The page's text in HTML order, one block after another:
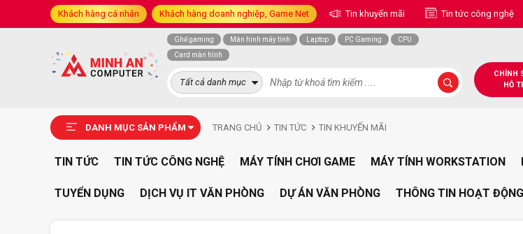
Khách hàng cá nhân Khách hàng doanh nghiệp, Game Net Tin khuyến mãi Tin tức công nghệ
Ghế gaming Màn hình máy tính Laptop PC Gaming
CPU
Card màn hình
Tất cả danh mục
CHÍNH
HỖ
DANH MỤC SẢN PHẨM TRANG CHỦ TIN TỨC TIN KHUYẾN MÃI
TIN TỨC TIN TỨC CÔNG NGHỆ MÁY TÍNH CHƠI GAME MÁY TÍNH WORKSTATION
TUYỂN DỤNG DỊCH VỤ IT VĂN PHÒNG DỰ ÁN VĂN PHÒNG THÔNG TIN HOẠT ĐỘNG